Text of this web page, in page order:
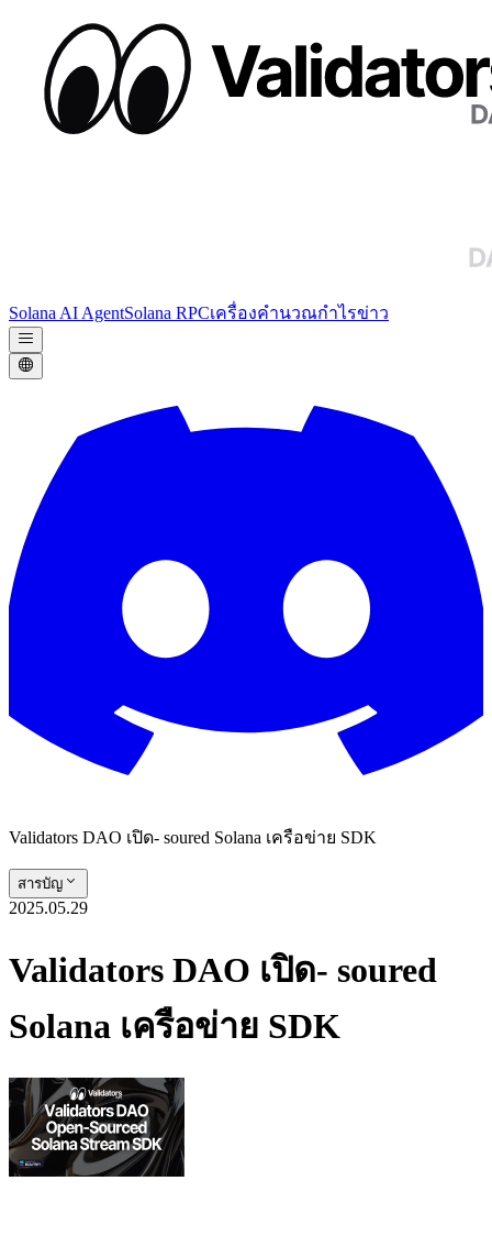
Solana AI AgentSolana RPCเครื่องคำนวณกำไรข่าว
Validators DAO เปิด- soured Solana เครือข่าย SDK
สารบัญ
2025.05.29
Validators DAO เปิด- soured
Solana เครือข่าย SDK